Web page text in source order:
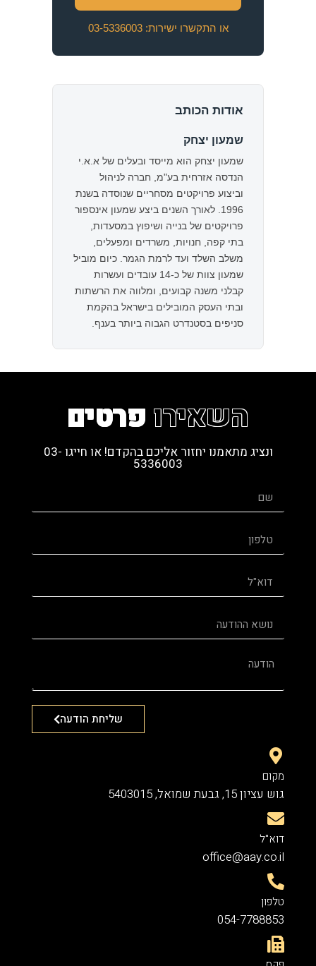
או התקשרו ישירות: 03-5336003
אודות הכותב
שמעון יצחק
שמעון יצחק הוא מייסד ובעלים של א.א.י
הנדסה אזרחית בע"מ, חברה לניהול
וביצוע פרויקטים מסחריים שנוסדה בשנת
1996. לאורך השנים ביצע שמעון אינספור
פרויקטים של בנייה ושיפוץ במסעדות,
בתי קפה, חנויות, משרדים ומפעלים,
משלב השלד ועד לרמת הגמר. כיום מוביל
שמעון צוות של כ-14 עובדים ועשרות
קבלני משנה קבועים, ומלווה את הרשתות
ובתי העסק המובילים בישראל בהקמת
סניפים בסטנדרט הגבוה ביותר בענף.
השאירו פרטים
ונציג מתאמנו יחזור אליכם בהקדם! או חייגו 03-
5336003
שליחת הודעה
מקום
גוש עציון 15, גבעת שמואל, 5403015
דוא"ל
office@aay.co.il
טלפון
054-7788853